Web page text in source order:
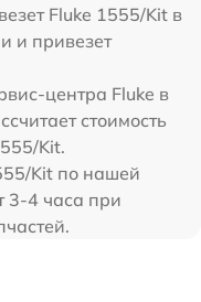
Fluke 1555/Kit в
и привезет
центра Fluke в
стоимость
Kit.
Kit по нашей
3-4 часа при